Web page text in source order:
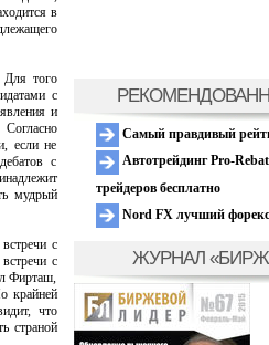
в
Для того
с
и
если не
с
мудрый
с
с
Фирташ,
крайней
что
страной
Самый правдивый
Автотрейдинг Pro-
трейдеров бесплатно
Nord FX лучший форекс
ЖУРНАЛ